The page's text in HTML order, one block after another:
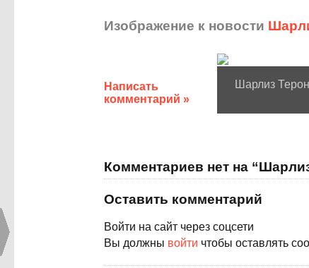
Изображение к новости
Написать
комментарий »
Шарлиз
Комментариев нет на
Оставить комментарий
Войти на сайт через соцсети
Вы должны войти чтобы оставлять